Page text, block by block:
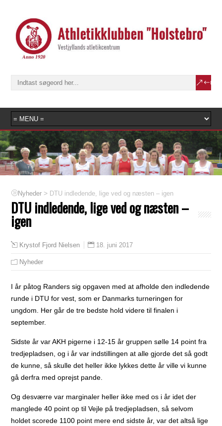
Nyheder > DTU indledende, lige ved og næsten – igen
DTU indledende, lige ved og næsten –
igen
Krystof Fjord Nielsen 18. juni 2017
Nyheder
I år påtog Randers sig opgaven med at afholde den indledende
runde i DTU for vest, som er Danmarks turneringen for
ungdom. Her går de tre bedste hold videre til finalen i
september.
Sidste år var AKH pigerne i 12-15 år gruppen sølle 14 point fra
tredjepladsen, og i år var indstillingen at alle gjorde det så godt
de kunne, så skulle det heller ikke lykkes dette år ville vi kunne
gå derfra med oprejst pande.
Og desværre var marginaler heller ikke med os i år idet der
manglede 40 point op til Vejle på tredjepladsen, så selvom
holdet scorede 1100 point mere end sidste år, var det altså lige